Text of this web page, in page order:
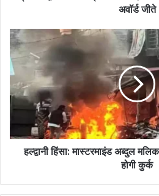
अवॉर्ड जीते
हल्द्वानी हिंसा: मास्टरमाइंड अब्दुल
होगी कुर्क